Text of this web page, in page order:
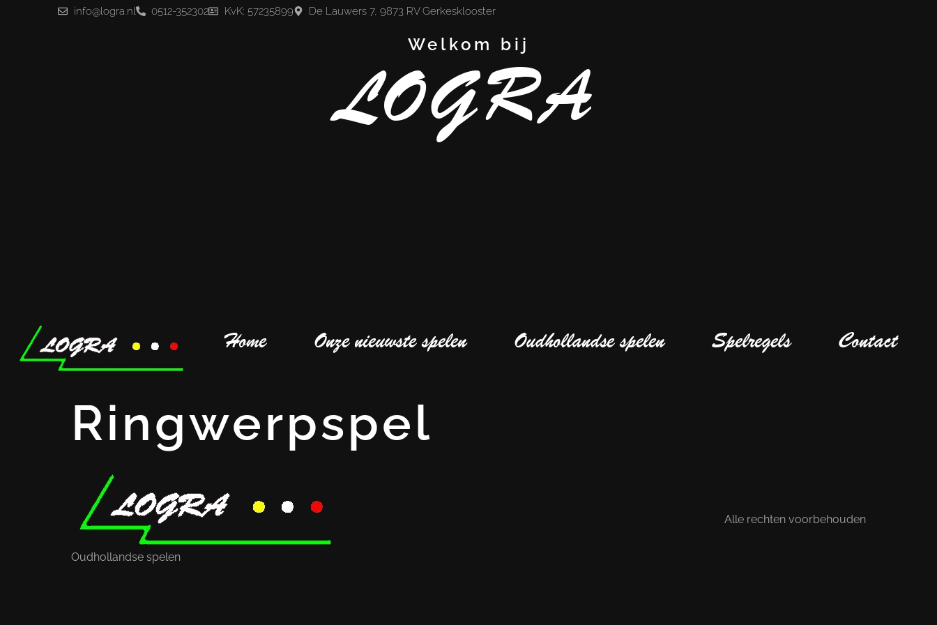
info@logra.nl 0512-352302 KvK: 57235899 De Lauwers 7, 9873 RV Gerkesklooster
Welkom bij
LOGRA
Home Onze nieuwste spelen Oudhollandse spelen Spelregels Contact
Ringwerpspel
Oudhollandse spelen
Alle rechten voorbehouden